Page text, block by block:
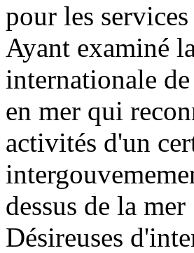
pour les
Ayant examiné
internationale
en mer qui
activités d'un
dessus de la mer
Désireuses